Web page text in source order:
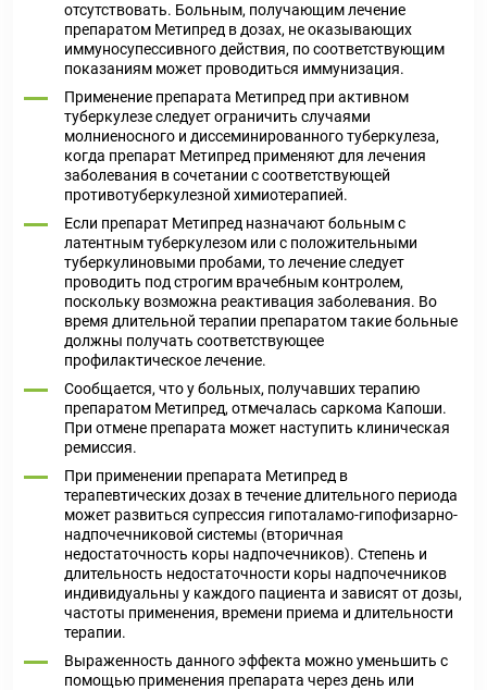
отсутствовать. Больным, получающим лечение
препаратом Метипред в дозах, не оказывающих
иммуносупессивного действия, по соответствующим
показаниям может проводиться иммунизация.
Применение препарата Метипред при активном
туберкулезе следует ограничить случаями
молниеносного и диссеминированного туберкулеза,
когда препарат Метипред применяют для лечения
заболевания в сочетании с соответствующей
противотуберкулезной химиотерапией.
Если препарат Метипред назначают больным с
латентным туберкулезом или с положительными
туберкулиновыми пробами, то лечение следует
проводить под строгим врачебным контролем,
поскольку возможна реактивация заболевания. Во
время длительной терапии препаратом такие больные
должны получать соответствующее
профилактическое лечение.
Сообщается, что у больных, получавших терапию
препаратом Метипред, отмечалась саркома Капоши.
При отмене препарата может наступить клиническая
ремиссия.
При применении препарата Метипред в
терапевтических дозах в течение длительного периода
может развиться супрессия гипоталамо-гипофизарно-
надпочечниковой системы (вторичная
недостаточность коры надпочечников). Степень и
длительность недостаточности коры надпочечников
индивидуальны у каждого пациента и зависят от дозы,
частоты применения, времени приема и длительности
терапии.
Выраженность данного эффекта можно уменьшить с
помощью применения препарата через день или